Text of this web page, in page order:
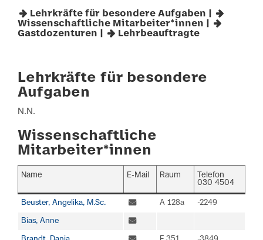
Lehrkräfte für besondere Aufgaben
Wissenschaftliche Mitarbeiter*innen
Gastdozenturen
Lehrbeauftragte
Lehrkräfte für besondere
Aufgaben
N.N.
Wissenschaftliche
Mitarbeiter*innen
Name E-Mail Raum
Telefon
030 4504
Beuster, Angelika, M.Sc. A 128a -2249
Bias, Anne